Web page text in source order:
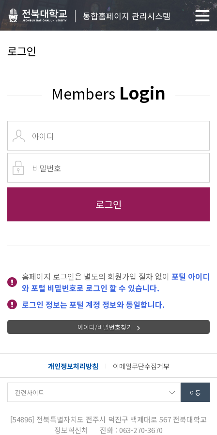
통합홈페이지 관리시스템
로그인
Members Login
홈페이지 로그인은 별도의 회원가입 절차 없이 포털 아이디
와 포털 비밀번호로 로그인 할 수 있습니다.
로그인 정보는 포털 계정 정보와 동일합니다.
아이디/비밀번호찾기
개인정보처리방침 이메일무단수집거부
[54896] 전북특별자치도 전주시 덕진구 백제대로 567 전북대학교
정보혁신처
전화 : 063-270-3670